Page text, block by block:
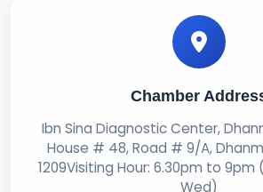
Chamber
Ibn Sina Diagnostic Center,
House # 48, Road # 9/A,
1209Visiting Hour: 6.30pm to 9pm
Wed)